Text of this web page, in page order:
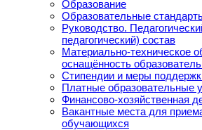
Образование
Образовательные
Руководство.
педагогический) состав
Материально-техническое
оснащённость
Стипендии и меры
Платные образовательные
Финансово-хозяйственная
Вакантные места для
обучающихся